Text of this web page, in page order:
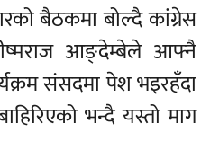
बैठकमा बोल्दै कांग्रेस
आङ्देम्बेले आफ्नै
संसदमा पेश भइरहँदा
भन्दै यस्तो माग